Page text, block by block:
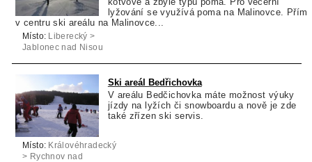
lyžování se využívá poma na Malinovce. Přímo
v centru ski areálu na Malinovce...
Místo:
Liberecký >
Jablonec nad Nisou
Ski areál Bedřichovka
V areálu Bedčichovka máte možnost výuky
jízdy na lyžích či snowboardu a nově je zde
také zřízen ski servis.
Místo: Královéhradecký
> Rychnov nad